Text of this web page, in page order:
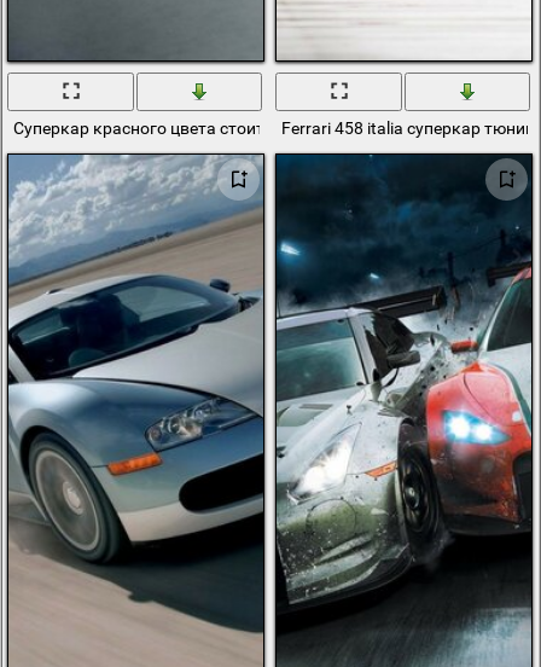
Суперкар красного цвета стоит в белоснежном ангаре
Ferrari 458 italia суперкар